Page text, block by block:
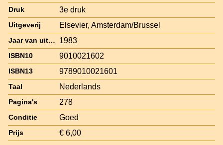
Druk 3e druk
Uitgeverij Elsevier, Amsterdam/Brussel
Jaar van uitgave 1983
ISBN10 9010021602
ISBN13 9789010021601
Taal Nederlands
Pagina's 278
Conditie Goed
Prijs € 6,00